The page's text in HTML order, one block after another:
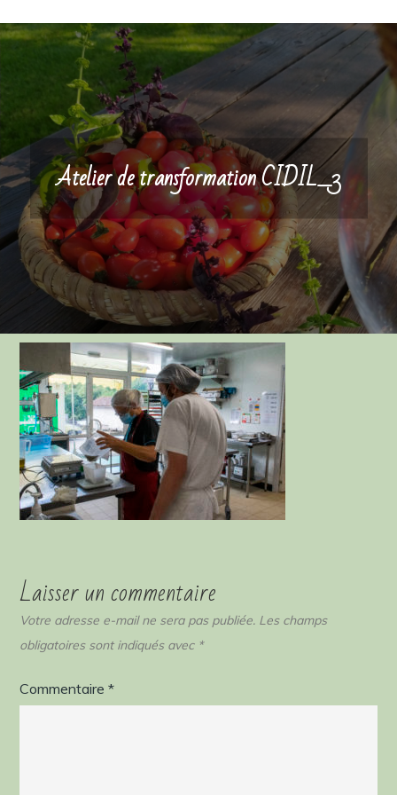
Atelier de transformation CIDIL_3
Laisser un commentaire
Votre adresse e-mail ne sera pas publiée. Les champs
obligatoires sont indiqués avec *
Commentaire*